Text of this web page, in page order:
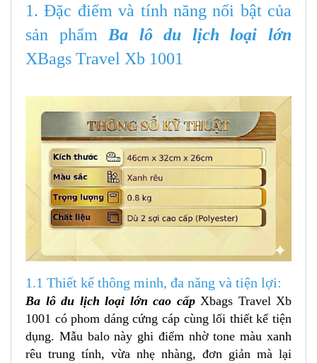
1. Đặc điểm và tính năng nổi bật của
sản phẩm Ba lô du lịch loại lớn
XBags Travel Xb 1001
1.1 Thiết kế thông minh, đa năng và tiện lợi:
Ba lô du lịch loại lớn cao cấp Xbags Travel Xb
1001 có phom dáng cứng cáp cùng lối thiết kế tiện
dụng. Mẫu balo này ghi điểm nhờ tone màu xanh
rêu trung tính, vừa nhẹ nhàng, đơn giản mà lại